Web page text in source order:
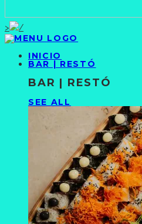
>
INICIO
BAR | RESTÓ
BAR | RESTÓ
SEE ALL